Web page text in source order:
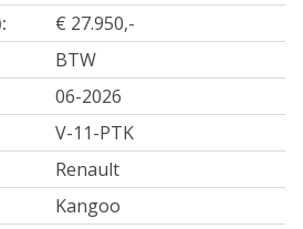
€ 27.950,-
BTW
06-2026
V-11-PTK
Renault
Kangoo